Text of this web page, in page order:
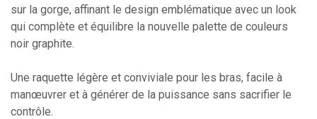
sur la gorge, affinant le design emblématique avec un look
qui complète et équilibre la nouvelle palette de couleurs
noir graphite.
Une raquette légère et conviviale pour les bras, facile à
manœuvrer et à générer de la puissance sans sacrifier le
contrôle.